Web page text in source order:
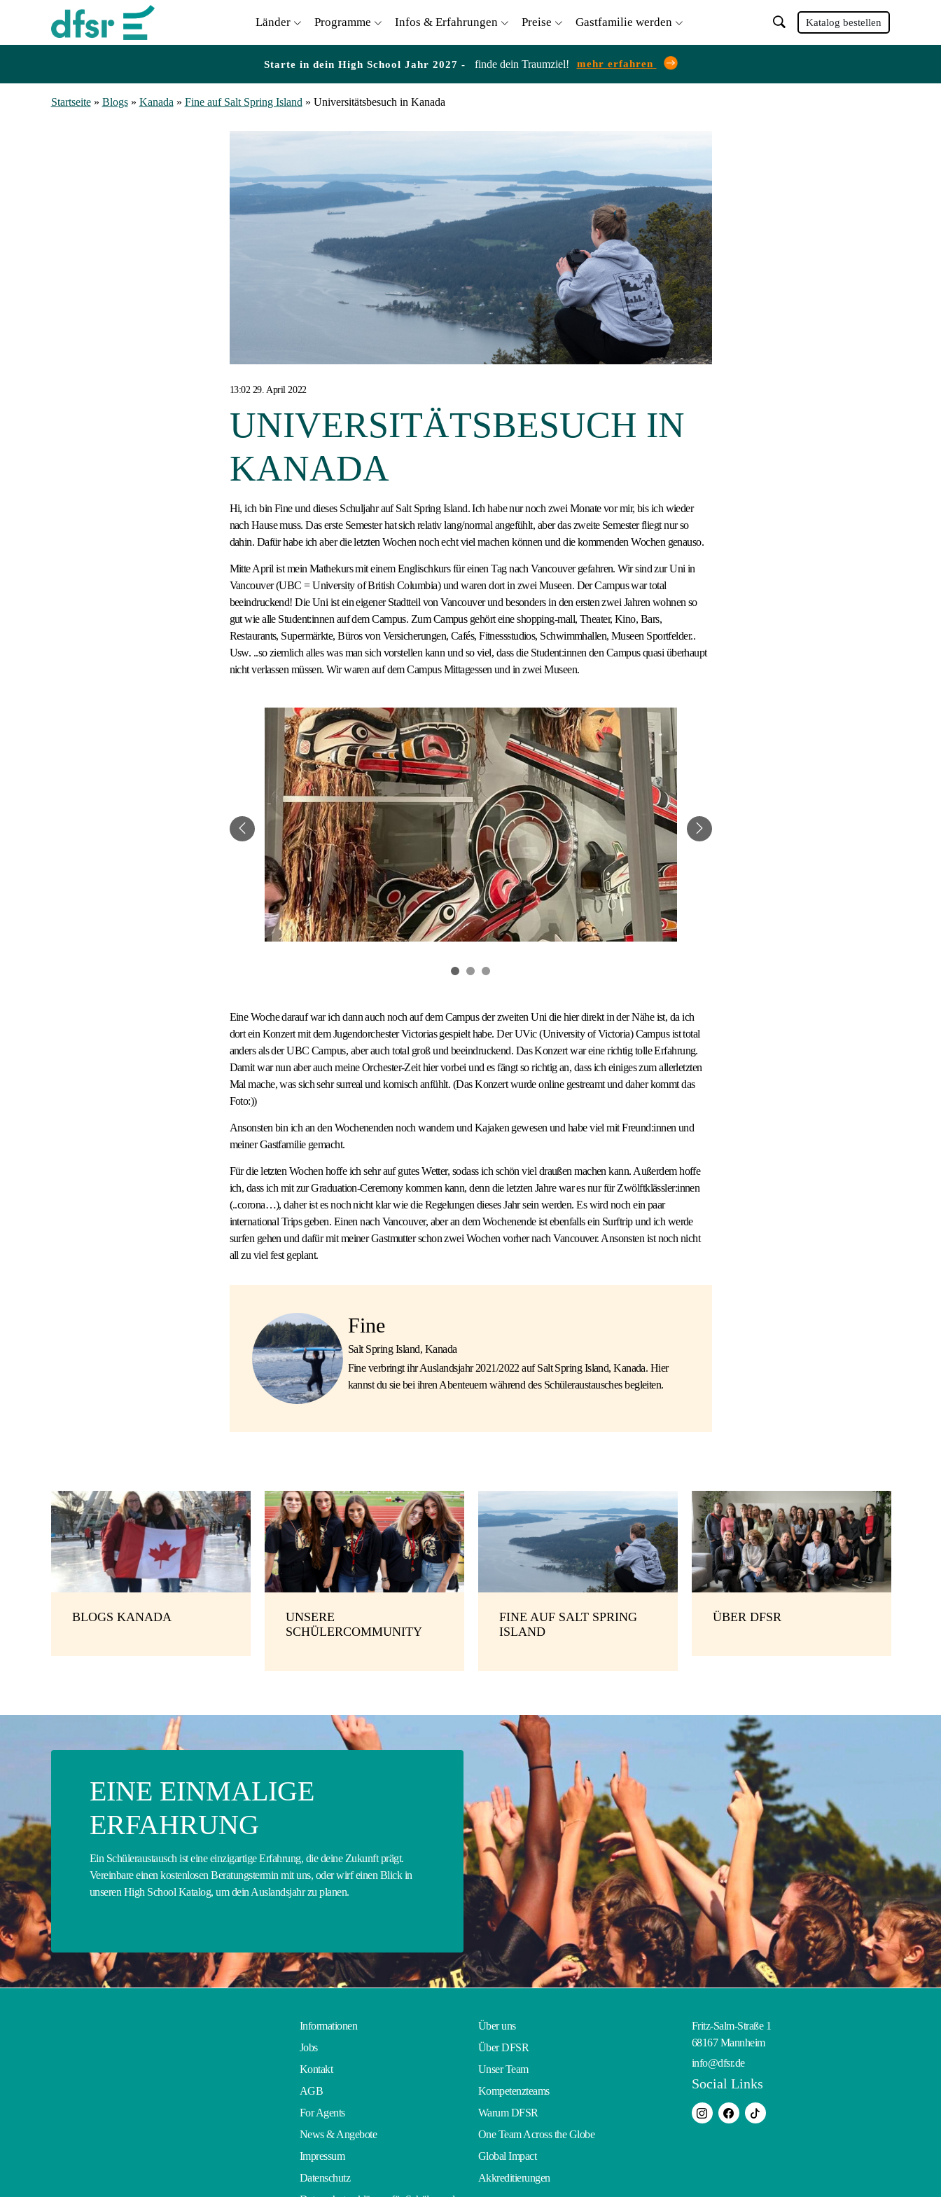
Länder Programme Infos & Erfahrungen Preise Gastfamilie werden Katalog bestellen
Starte in dein High School Jahr 2027 - finde dein Traumziel! mehr erfahren
Startseite» Blogs» Kanada » Fine auf Salt Spring Island » Universitätsbesuch in Kanada
13:02 29. April 2022
UNIVERSITÄTSBESUCH IN
KANADA
Hi, ich bin Fine und dieses Schuljahr auf Salt Spring Island. Ich habe nur noch zwei Monate vor mir, bis ich wieder
nach Hause muss. Das erste Semester hat sich relativ lang/normal angefühlt, aber das zweite Semester fliegt nur so
dahin. Dafür habe ich aber die letzten Wochen noch echt viel machen können und die kommenden Wochen genauso.
Mitte April ist mein Mathekurs mit einem Englischkurs für einen Tag nach Vancouver gefahren. Wir sind zur Uni in
Vancouver (UBC = University of British Columbia) und waren dort in zwei Museen. Der Campus war total
beeindruckend! Die Uni ist ein eigener Stadtteil von Vancouver und besonders in den ersten zwei Jahren wohnen so
gut wie alle Student:innen auf dem Campus. Zum Campus gehört eine shopping-mall, Theater, Kino, Bars,
Restaurants, Supermärkte, Büros von Versicherungen, Cafés, Fitnessstudios, Schwimmhallen, Museen Sportfelder..
Usw. ..so ziemlich alles was man sich vorstellen kann und so viel, dass die Student:innen den Campus quasi überhaupt
nicht verlassen müssen. Wir waren auf dem Campus Mittagessen und in zwei Museen.
Eine Woche darauf war ich dann auch noch auf dem Campus der zweiten Uni die hier direkt in der Nähe ist, da ich
dort ein Konzert mit dem Jugendorchester Victorias gespielt habe. Der UVic (University of Victoria) Campus ist total
anders als der UBC Campus, aber auch total groß und beeindruckend. Das Konzert war eine richtig tolle Erfahrung.
Damit war nun aber auch meine Orchester-Zeit hier vorbei und es fängt so richtig an, dass ich einiges zum allerletzten
Mal mache, was sich sehr surreal und komisch anfühlt. (Das Konzert wurde online gestreamt und daher kommt das
Foto:))
Ansonsten bin ich an den Wochenenden noch wandern und Kajaken gewesen und habe viel mit Freund:innen und
meiner Gastfamilie gemacht.
Für die letzten Wochen hoffe ich sehr auf gutes Wetter, sodass ich schön viel draußen machen kann. Außerdem hoffe
ich, dass ich mit zur Graduation-Ceremony kommen kann, denn die letzten Jahre war es nur für Zwölftklässler:innen
(..corona…), daher ist es noch nicht klar wie die Regelungen dieses Jahr sein werden. Es wird noch ein paar
international Trips geben. Einen nach Vancouver, aber an dem Wochenende ist ebenfalls ein Surftrip und ich werde
surfen gehen und dafür mit meiner Gastmutter schon zwei Wochen vorher nach Vancouver. Ansonsten ist noch nicht
all zu viel fest geplant.
Fine
Salt Spring Island, Kanada
Fine verbringt ihr Auslandsjahr 2021/2022 auf Salt Spring Island, Kanada. Hier
kannst du sie bei ihren Abenteuern während des Schüleraustausches begleiten.
BLOGS KANADA
UNSERE
SCHÜLERCOMMUNITY
FINE AUF SALT SPRING
ISLAND
ÜBER DFSR
EINE EINMALIGE
ERFAHRUNG
Ein Schüleraustausch ist eine einzigartige Erfahrung, die deine Zukunft prägt.
Vereinbare einen kostenlosen Beratungstermin mit uns, oder wirf einen Blick in
unseren High School Katalog, um dein Auslandsjahr zu planen.
Informationen
Jobs
Kontakt
AGB
For Agents
News & Angebote
Impressum
Datenschutz
Über uns
Über DFSR
Unser Team
Kompetenzteams
Warum DFSR
One Team Across the Globe
Global Impact
Akkreditierungen
Fritz-Salm-Straße 1
68167 Mannheim
info@dfsr.de
Social Links